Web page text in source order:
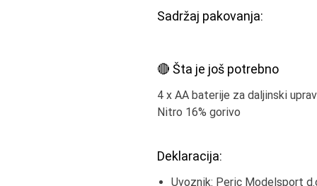
Sadržaj pakovanja:
🔴 Šta je još potrebno
4 x AA baterije za daljinski
Nitro 16% gorivo
Deklaracija:
Uvoznik: Peric Modelsport